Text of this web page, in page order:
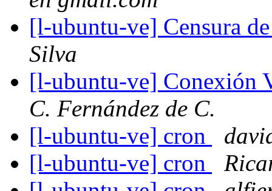
[l-ubuntu-ve] Censura
Silva
[l-ubuntu-ve] Conexión
C. Fernández de C.
[l-ubuntu-ve] cron
[l-ubuntu-ve] cron